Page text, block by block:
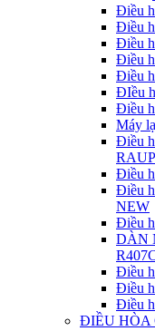
Điều
Điều
Điều
Điều
Điều
ĐIều
Điều
Máy
Điều
Điều
Điều
NEW
Điều
DÀN
Điều
Điều
Điều
ĐIỀU HÒA